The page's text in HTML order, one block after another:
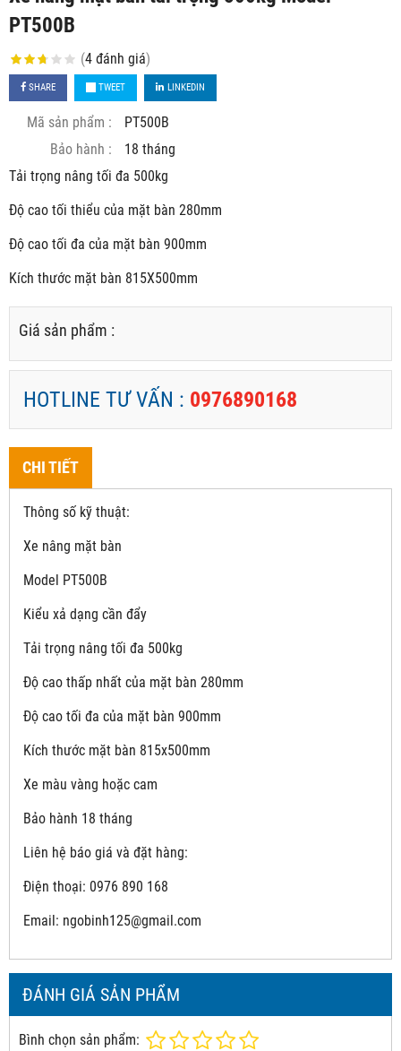
PT500B
(4 đánh giá)
SHARE TWEET LINKEDIN
Mã sản phẩm :
PT500B
Bảo hành :
18 tháng
Tải trọng nâng tối đa 500kg
Độ cao tối thiểu của mặt bàn 280mm
Độ cao tối đa của mặt bàn 900mm
Kích thước mặt bàn 815X500mm
Giá sản phẩm :
HOTLINE TƯ VẤN : 0976890168
CHI TIẾT
Thông số kỹ thuật:
Xe nâng mặt bàn
Model PT500B
Kiểu xả dạng cần đẩy
Tải trọng nâng tối đa 500kg
Độ cao thấp nhất của mặt bàn 280mm
Độ cao tối đa của mặt bàn 900mm
Kích thước mặt bàn 815x500mm
Xe màu vàng hoặc cam
Bảo hành 18 tháng
Liên hệ báo giá và đặt hàng:
Điện thoại: 0976 890 168
Email: ngobinh125@gmail.com
ĐÁNH GIÁ SẢN PHẨM
Bình chọn sản phẩm: